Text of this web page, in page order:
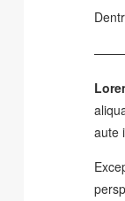
aute